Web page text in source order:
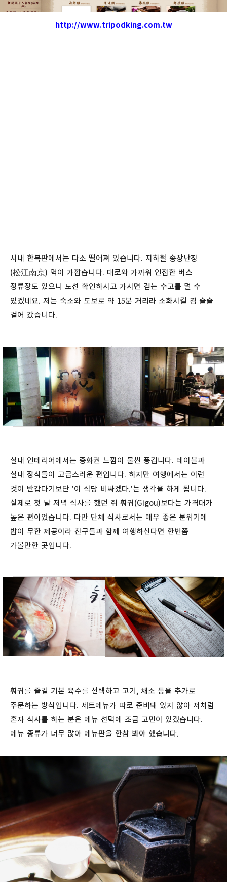
http://www.tripodking.com.tw
시내 한복판에서는 다소 떨어져 있습니다. 지하철 송장난징
(松江南京) 역이 가깝습니다. 대로와 가까워 인접한 버스
정류장도 있으니 노선 확인하시고 가시면 걷는 수고를 덜 수
있겠네요. 저는 숙소와 도보로 약 15분 거리라 소화시킬 겸 슬슬
걸어 갔습니다.
실내 인테리어에서는 중화권 느낌이 물씬 풍깁니다. 테이블과
실내 장식들이 고급스러운 편입니다. 하지만 여행에서는 이런
것이 반갑다기보단 '이 식당 비싸겠다.'는 생각을 하게 됩니다.
실제로 첫 날 저녁 식사를 했던 쥐 훠궈(Gigou)보다는 가격대가
높은 편이었습니다. 다만 단체 식사로서는 매우 좋은 분위기에
밥이 무한 제공이라 친구들과 함께 여행하신다면 한번쯤
가볼만한 곳입니다.
훠궈를 즐길 기본 육수를 선택하고 고기, 채소 등을 추가로
주문하는 방식입니다. 세트메뉴가 따로 준비돼 있지 않아 저처럼
혼자 식사를 하는 분은 메뉴 선택에 조금 고민이 있겠습니다.
메뉴 종류가 너무 많아 메뉴판을 한참 봐야 했습니다.